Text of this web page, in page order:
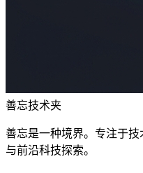
善忘技术夹
善忘是一种境界。专注于
与前沿科技探索。